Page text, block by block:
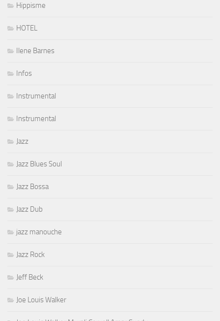
Hippisme
HOTEL
Ilene Barnes
Infos
Instrumental
Instrumental
Jazz
Jazz Blues Soul
Jazz Bossa
Jazz Dub
jazz manouche
Jazz Rock
Jeff Beck
Joe Louis Walker